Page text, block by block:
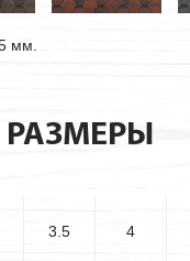
мм.
РАЗМЕРЫ
3.5 4